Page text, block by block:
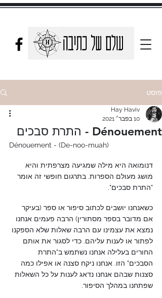
פוסט
Dénouement - התרת סבכים
Hay Haviv
10 בפבר׳ 2021
Dénouement - (De-noo-muah)
דנומואה היא מילה שמגיעה מצרפתית והיא
מושג מעולם הספרות. בתרגום חופשי זה אומר
"התרת סבכים".
כשאנחנו יושבים לכתוב סיפור או ספר (בעיקר
אם מדובר בספר מסתורין) הרבה פעמים אנחנו
נמצא את עצמינו עם הרבה שאלות שלא הספקנו
לפתור או לענות עליהם. כדי לסגור את אותם
החורים בעלילה אנחנו נשתמש ב"התרת
הסבכים" הזו. אנחנו ניקח סצנה או אפילו כמה
סצנות שבהם אנחנו נדאג לענות על כל השאלות
שפתחנו במהלך הסיפור.